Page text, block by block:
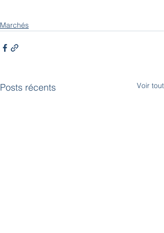
Marchés
Posts récents Voir tout